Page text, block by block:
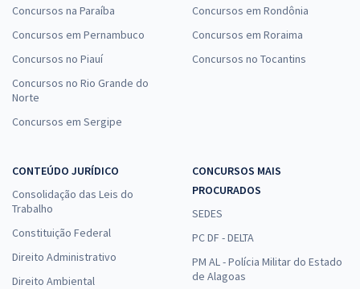
Concursos na Paraíba
Concursos em Pernambuco
Concursos no Piauí
Concursos no Rio Grande do
Norte
Concursos em Sergipe
Concursos em Rondônia
Concursos em Roraima
Concursos no Tocantins
CONTEÚDO JURÍDICO
Consolidação das Leis do
Trabalho
Constituição Federal
Direito Administrativo
Direito Ambiental
CONCURSOS MAIS
PROCURADOS
SEDES
PC DF - DELTA
PM AL - Polícia Militar do Estado
de Alagoas